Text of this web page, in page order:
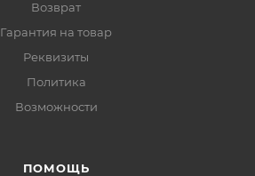
Возврат
Гарантия на товар
Реквизиты
Политика
Возможности
ПОМОЩЬ